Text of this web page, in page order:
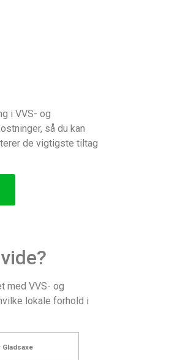
i VVS- og
så du kan
de vigtigste tiltag
med VVS- og
lokale forhold i